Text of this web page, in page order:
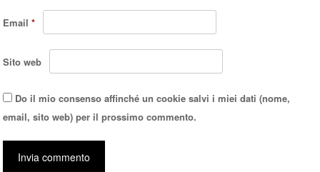
Email*
Sito web
Do il mio consenso affinché un cookie salvi i miei dati (nome,
email, sito web) per il prossimo commento.